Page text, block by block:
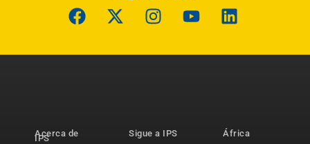
Acerca de
IPS
Sigue a IPS
África